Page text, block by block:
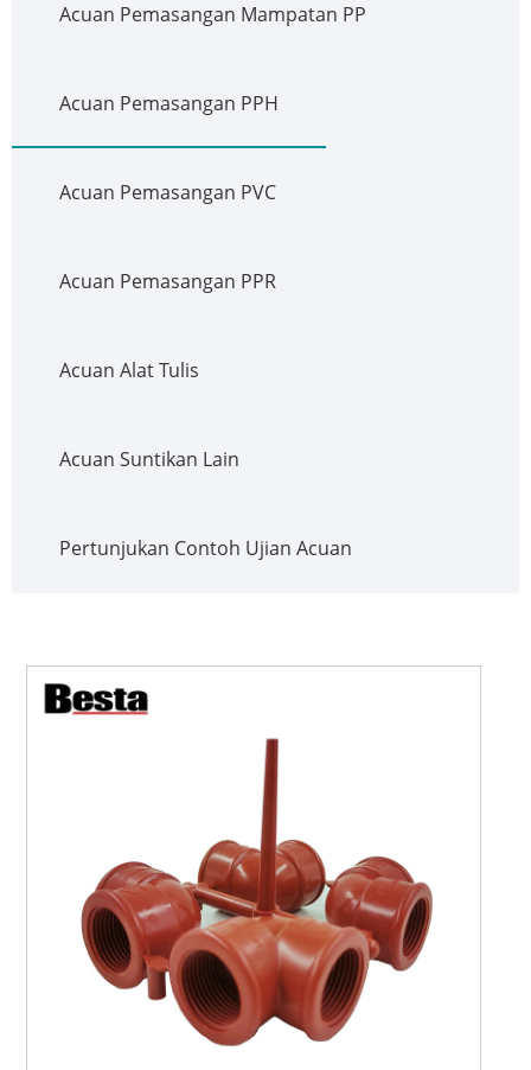
Acuan Pemasangan Mampatan PP
Acuan Pemasangan PPH
Acuan Pemasangan PVC
Acuan Pemasangan PPR
Acuan Alat Tulis
Acuan Suntikan Lain
Pertunjukan Contoh Ujian Acuan